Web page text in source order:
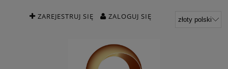
ZAREJESTRUJ SIĘ ZALOGUJ SIĘ